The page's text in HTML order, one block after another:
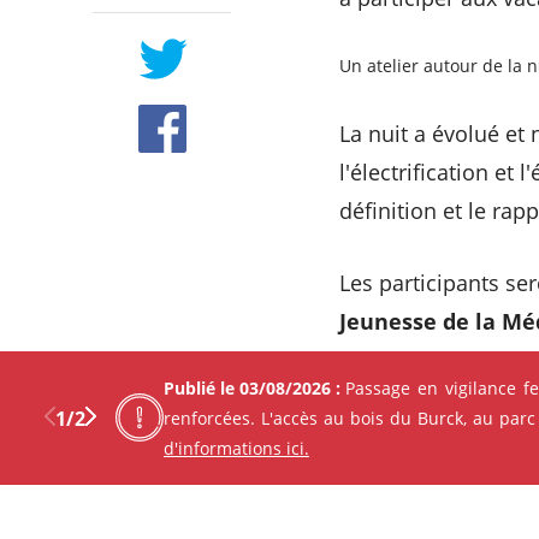
1/2
Publié le 03/08/2026 : Passage en vigilance
renforcées. L'accès au bois du Burck, au
d'informations ici.
Un atelier autour de la
La nuit a évolué et
l'électrification et
définition et le
Les participants
Jeunesse de la
Les autres